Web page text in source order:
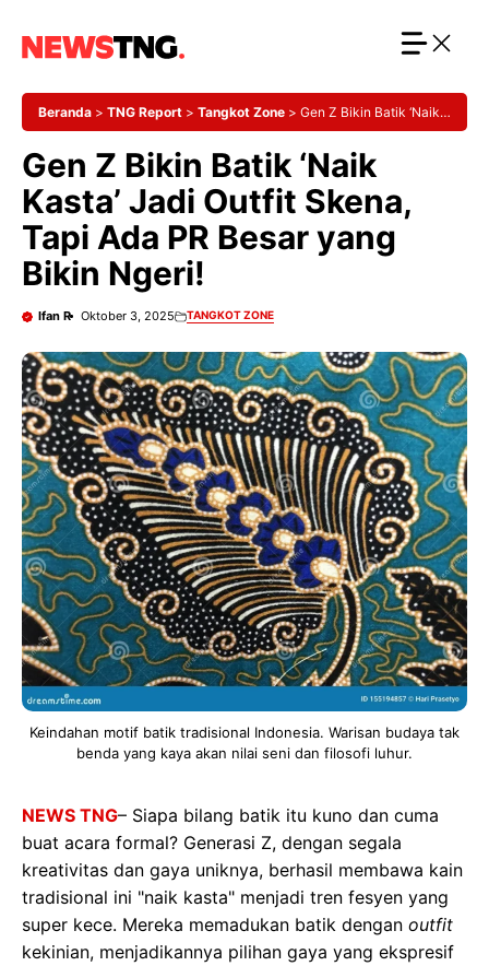
Beranda > TNG Report > Tangkot Zone > Gen Z Bikin Batik ‘Naik
Gen Z Bikin Batik ‘Naik
Kasta’ Jadi Outfit Skena,
Tapi Ada PR Besar yang
Bikin Ngeri!
Ifan R Oktober 3, 2025 TANGKOT ZONE
Keindahan motif batik tradisional Indonesia. Warisan budaya tak
benda yang kaya akan nilai seni dan filosofi luhur.
NEWS TNG– Siapa bilang batik itu kuno dan cuma
buat acara formal? Generasi Z, dengan segala
kreativitas dan gaya uniknya, berhasil membawa kain
tradisional ini "naik kasta" menjadi tren fesyen yang
super kece. Mereka memadukan batik dengan outfit
kekinian, menjadikannya pilihan gaya yang ekspresif